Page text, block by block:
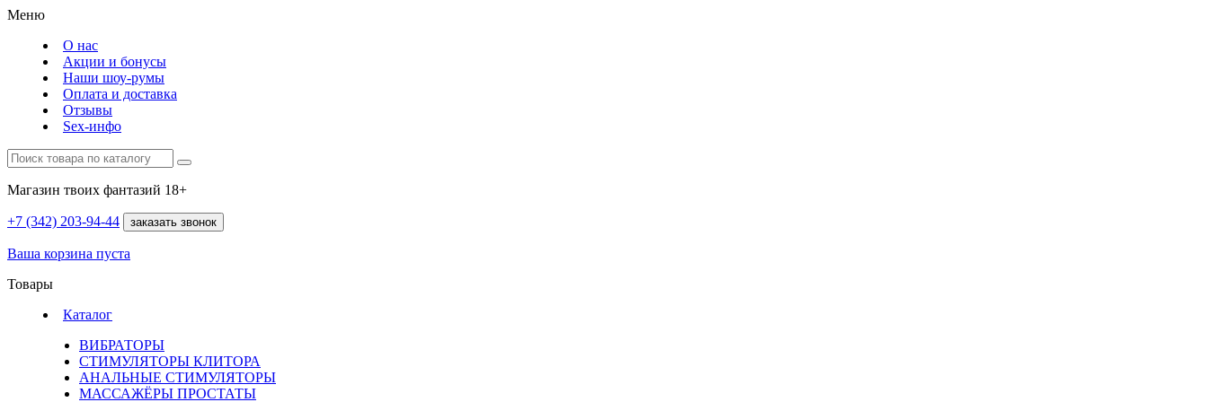
Меню
О нас
Акции и бонусы
Наши шоу-румы
Оплата и доставка
Отзывы
Sex-инфо
Магазин твоих фантазий 18+
+7 (342) 203-94-44 заказать звонок
Ваша корзина пуста
Товары
Каталог
ВИБРАТОРЫ
СТИМУЛЯТОРЫ КЛИТОРА
АНАЛЬНЫЕ СТИМУЛЯТОРЫ
МАССАЖЁРЫ ПРОСТАТЫ